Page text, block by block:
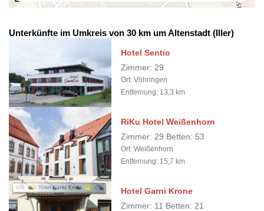
Unterkünfte im Umkreis von 30 km um Altenstadt (Iller)
Hotel Sentio
Zimmer: 29
Ort: Vöhringen
Entfernung: 13,3 km
RiKu Hotel Weißenhorn
Zimmer: 29 Betten: 53
Ort: Weißenhorn
Entfernung: 15,7 km
Hotel Garni Krone
Zimmer: 11 Betten: 21